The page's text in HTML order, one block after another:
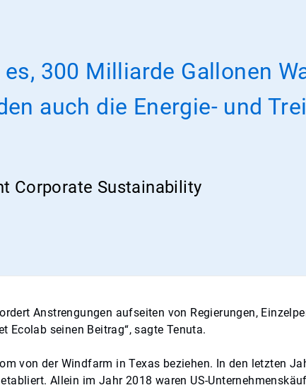
300 Milliarde Gallonen
auch die Energie- und
Corporate Sustainability
Anstrengungen aufseiten von Regierungen,
Ecolab seinen Beitrag“, sagte Tenuta.
von der Windfarm in Texas beziehen. In den letzten
Allein im Jahr 2018 waren US-